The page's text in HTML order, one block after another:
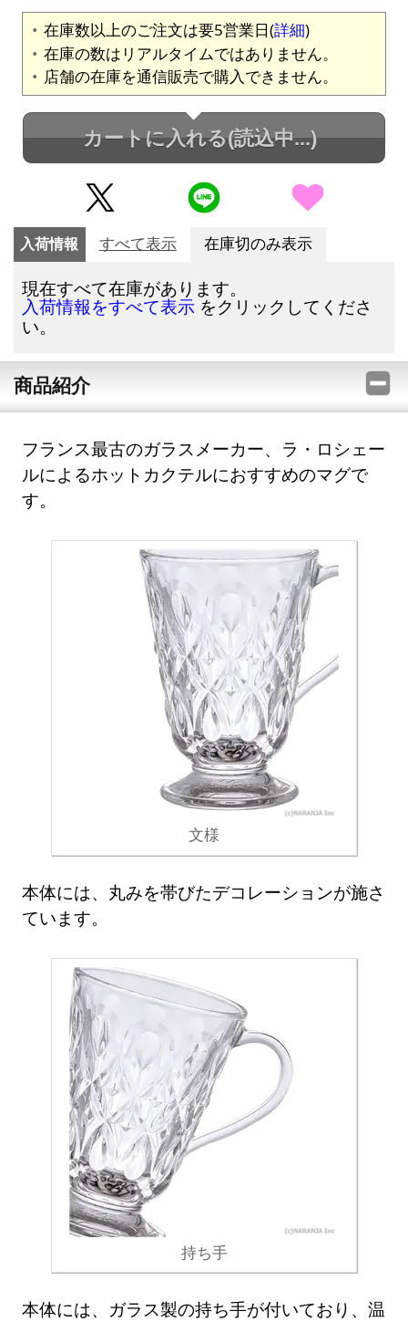
在庫数以上のご注文は要5営業日(詳細)
在庫の数はリアルタイムではありません。
店舗の在庫を通信販売で購入できません。
カートに入れる(読込中...)
入荷情報 すべて表示 在庫切のみ表示
現在すべて在庫があります。
入荷情報をすべて表示 をクリックしてくださ
い。
商品紹介
フランス最古のガラスメーカー、ラ・ロシェー
ルによるホットカクテルにおすすめのマグで
す。
文様
本体には、丸みを帯びたデコレーションが施さ
ています。
持ち手
本体には、ガラス製の持ち手が付いており、温